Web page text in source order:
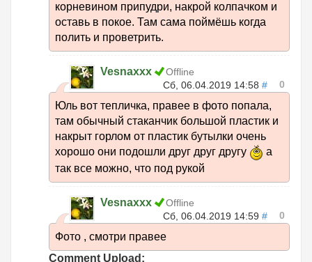
корневином припудри, накрой колпачком и
оставь в покое. Там сама поймёшь когда
полить и проветрить.
Vesnaxxx
Offline
Сб, 06.04.2019 14:58 # 0
Юль вот тепличка, правее в фото попала,
там обычный стаканчик большой пластик и
накрыт горлом от пластик бутылки очень
хорошо они подошли друг друг другу
а
так все можно, что под рукой
Vesnaxxx
Offline
Сб, 06.04.2019 14:59 # 0
Фото , смотри правее
Comment Upload: